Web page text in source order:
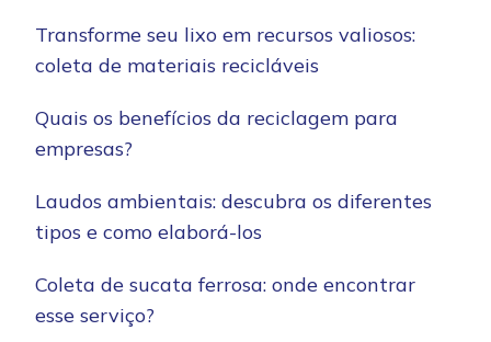
Transforme seu lixo em recursos valiosos:
coleta de materiais recicláveis
Quais os benefícios da reciclagem para
empresas?
Laudos ambientais: descubra os diferentes
tipos e como elaborá-los
Coleta de sucata ferrosa: onde encontrar
esse serviço?